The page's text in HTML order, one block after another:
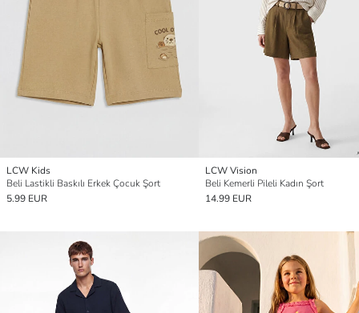
LCW Kids
Beli Lastikli Baskılı Erkek Çocuk Şort
5.99 EUR
LCW Vision
Beli Kemerli Pileli Kadın Şort
14.99 EUR